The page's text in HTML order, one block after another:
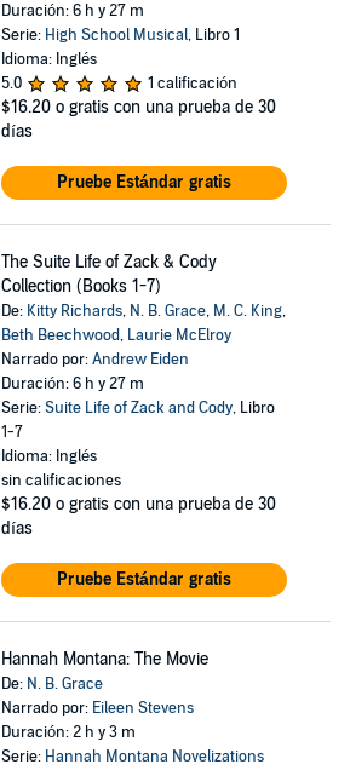
Duración: 6 h y 27 m
Serie: High School Musical, Libro 1
Idioma: Inglés
5.0
1 calificación
$16.20 o gratis con una prueba de 30
días
Pruebe Estándar gratis
The Suite Life of Zack & Cody
Collection (Books 1-7)
De: Kitty Richards, N. B. Grace, M. C. King,
Beth Beechwood, Laurie McElroy
Narrado por:Andrew Eiden
Duración: 6 h y 27 m
Serie:Suite Life of Zack and Cody, Libro
1-7
Idioma: Inglés
sin calificaciones
$16.20 o gratis con una prueba de 30
días
Pruebe Estándar gratis
Hannah Montana: The Movie
De: N. B. Grace
Narrado por: Eileen Stevens
Duración: 2 h y 3 m
Serie: Hannah Montana Novelizations